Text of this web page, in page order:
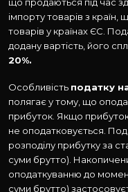
імпорту товарів з
товарів у країнах ЄС.
додану вартість, його
20%.
Особливість податку
полягає у тому, що
прибуток. Якщо прибуток
не оподатковується.
розподілу прибутку за
суми брутто).
оподаткуванню до
суми брутто)